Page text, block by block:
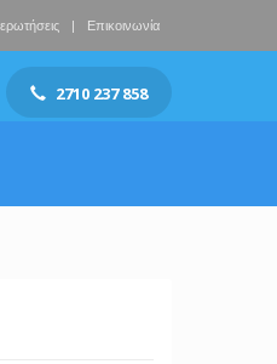
Επικοινωνία
2710 237 858